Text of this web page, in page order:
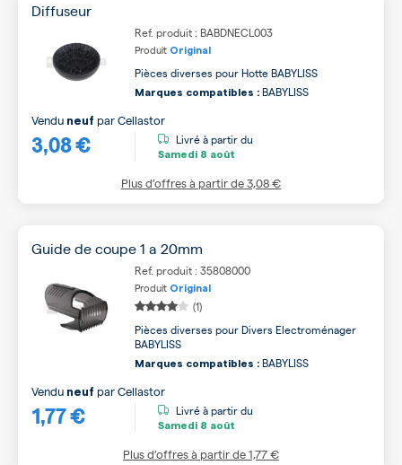
Diffuseur
Ref. produit : BABDNECL003
Produit Original
Pièces diverses pour Hotte BABYLISS
Marques compatibles : BABYLISS
3,08 €
Vendu neuf parCellastor
Livré à partir du
Samedi 8 août
Plus d’offres à partir de3,08 €
Guide de coupe 1 a 20mm
Ref. produit : 35808000
Produit Original
(1)
Pièces diverses pour Divers Electroménager
BABYLISS
Marques compatibles : BABYLISS
1,77 €
Vendu neuf parCellastor
Livré à partir du
Samedi 8 août
Plus d’offres à partir de1,77 €